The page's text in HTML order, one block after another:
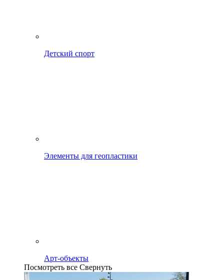
Детский спорт
Элементы для геопластики
Арт-объекты
Посмотреть все Свернуть